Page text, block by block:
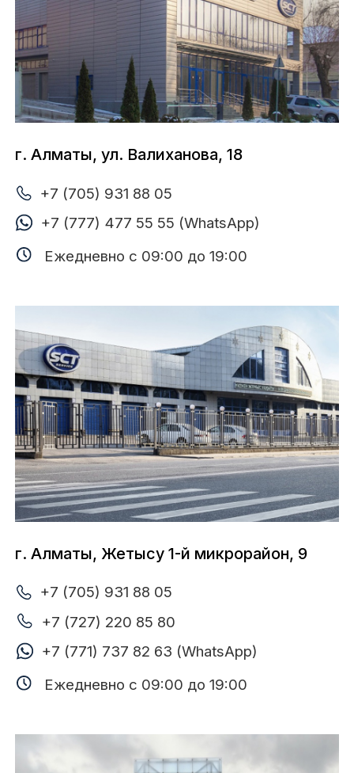
+7 (727) 347 56 88
Ежедневно с 09:00 до 19:00
+7 (705) 931 88 04
г. Алматы, ул. Макатаева, 129в
+7 (705) 931 88 03
+7 (727) 221 23 85
Ежедневно с 09:00 до 19:00
+7 (705) 931 88 02
г. Алматы, Рыскулова проспект, 274